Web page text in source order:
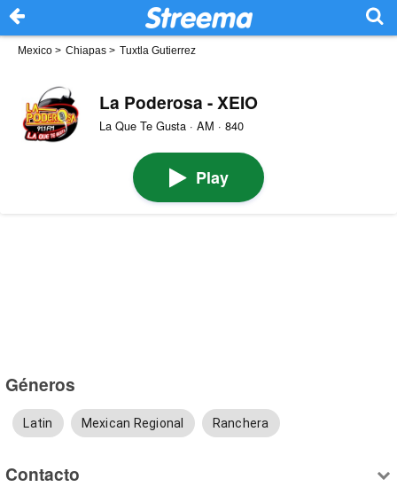
Mexico > Chiapas > Tuxtla Gutierrez
La Poderosa - XEIO
La Que Te Gusta · AM · 840
Play
Géneros
Latin Mexican Regional Ranchera
Contacto